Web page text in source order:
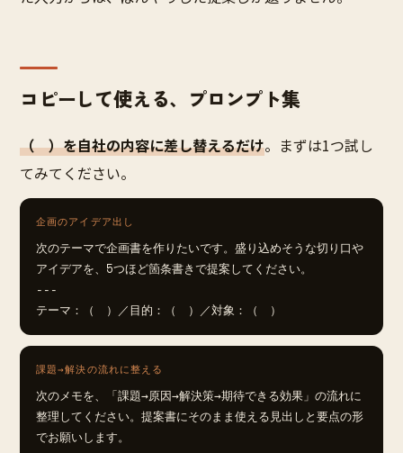
コピーして使える、プロンプト集
（ ）を自社の内容に差し替えるだけ。まずは1つ試し
てみてください。
企画のアイデア出し
次のテーマで企画書を作りたいです。盛り込めそうな切り口や
アイデアを、5つほど箇条書きで提案してください。
---
テーマ：（　）／目的：（　）／対象：（　）
課題→解決の流れに整える
次のメモを、「課題→原因→解決策→期待できる効果」の流れに
整理してください。提案書にそのまま使える見出しと要点の形
でお願いします。